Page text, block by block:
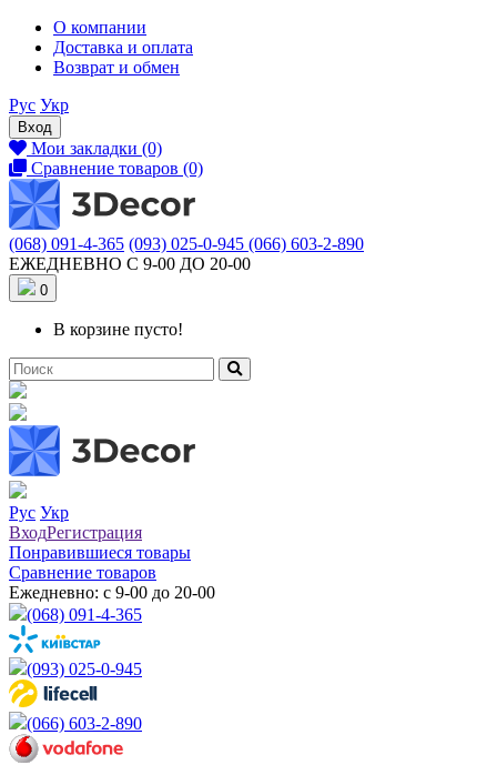
О компании
Доставка и оплата
Возврат и обмен
Рус Укр
Вход
Мои закладки (0)
Сравнение товаров (0)
(068) 091-4-365 (093) 025-0-945 (066) 603-2-890
ЕЖЕДНЕВНО С 9-00 ДО 20-00
0
В корзине пусто!
Рус Укр
ВходРегистрация
Понравившиеся товары
Сравнение товаров
Ежедневно: с 9-00 до 20-00
(068) 091-4-365
(093) 025-0-945
(066) 603-2-890